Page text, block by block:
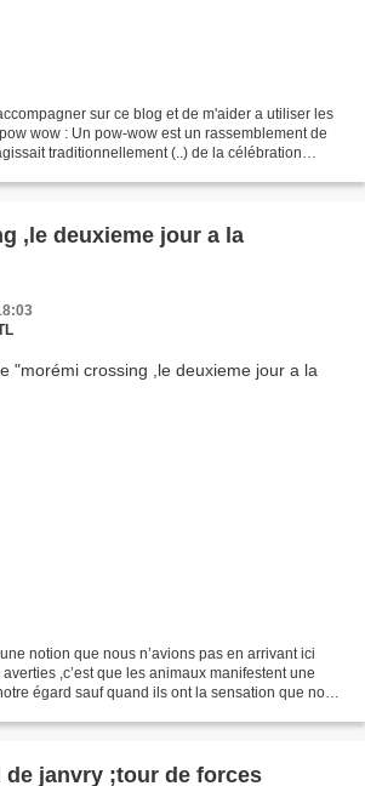
sur ce blog et de m'aider a utiliser les
wow : Un pow-wow est un rassemblement de
traditionnellement (..) de la célébration
,le deuxieme jour a la
notion que nous n’avions pas en arrivant ici
,c’est que les animaux manifestent une
égard sauf quand ils ont la sensation que nous
;tour de forces